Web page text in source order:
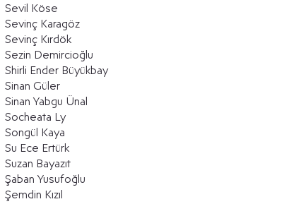
Sevil Köse
Sevinç Karagöz
Sevinç Kırdök
Sezin Demircioğlu
Shirli Ender Büyükbay
Sinan Güler
Sinan Yabgu Ünal
Socheata Ly
Songül Kaya
Su Ece Ertürk
Suzan Bayazıt
Şaban Yusufoğlu
​Şemdin Kızıl